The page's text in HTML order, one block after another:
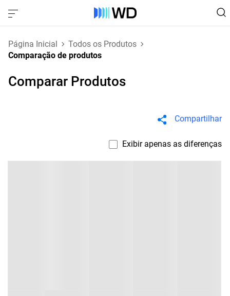
Página Inicial
Todos os Produtos
Comparação de produtos
Comparar Produtos
Compartilhar
Exibir apenas as diferenças